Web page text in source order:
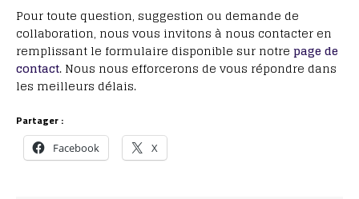
Pour toute question, suggestion ou demande de
collaboration, nous vous invitons à nous contacter en
remplissant le formulaire disponible sur notre page de
contact. Nous nous efforcerons de vous répondre dans
les meilleurs délais.
Partager :
Facebook X